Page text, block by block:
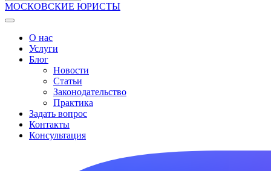
МОСКОВСКИЕ ЮРИСТЫ
О нас
Услуги
Блог
Новости
Статьи
Законодательство
Практика
Задать вопрос
Контакты
Консультация